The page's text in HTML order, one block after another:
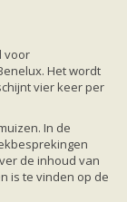
voor
Het wordt
vier keer per
In de
de inhoud van
is te vinden op de